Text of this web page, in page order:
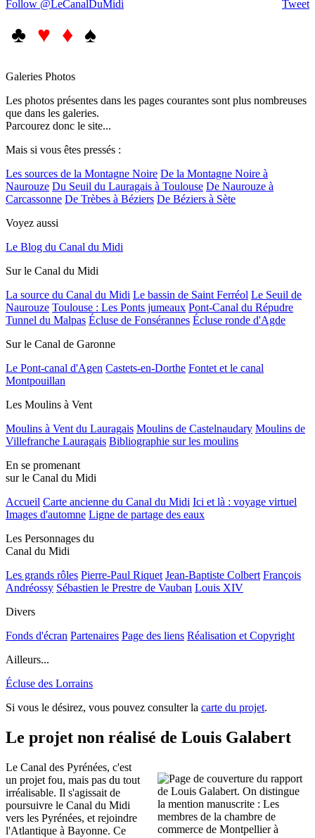
Tweet
Follow @LeCanalDuMidi
♣ ♥ ♦ ♠
Galeries Photos
Les photos présentes dans les pages courantes sont plus nombreuses
que dans les galeries.
Parcourez donc le site...
Mais si vous êtes pressés :
Les sources de la Montagne Noire De la Montagne Noire à
Naurouze Du Seuil du Lauragais à Toulouse De Naurouze à
Carcassonne De Trèbes à Béziers De Béziers à Sète
Voyez aussi
Le Blog du Canal du Midi
Sur le Canal du Midi
La source du Canal du Midi Le bassin de Saint Ferréol Le Seuil de
Naurouze Toulouse : Les Ponts jumeaux Pont-Canal du Répudre
Tunnel du Malpas Écluse de Fonsérannes Écluse ronde d'Agde
Sur le Canal de Garonne
Le Pont-canal d'Agen Castets-en-Dorthe Fontet et le canal
Montpouillan
Les Moulins à Vent
Moulins à Vent du Lauragais Moulins de Castelnaudary Moulins de
Villefranche Lauragais Bibliographie sur les moulins
En se promenant
sur le Canal du Midi
Accueil Carte ancienne du Canal du Midi Ici et là : voyage virtuel
Images d'automne Ligne de partage des eaux
Les Personnages du
Canal du Midi
Les grands rôles Pierre-Paul Riquet Jean-Baptiste Colbert François
Andréossy Sébastien le Prestre de Vauban Louis XIV
Divers
Fonds d'écran Partenaires Page des liens Réalisation et Copyright
Ailleurs...
Écluse des Lorrains
Si vous le désirez, vous pouvez consulter la carte du projet.
Le projet non réalisé de Louis Galabert
Le Canal des Pyrénées, c'est
un projet fou, mais pas du tout
irréalisable. Il s'agissait de
poursuivre le Canal du Midi
vers les Pyrénées, et rejoindre
l'Atlantique à Bayonne. Ce